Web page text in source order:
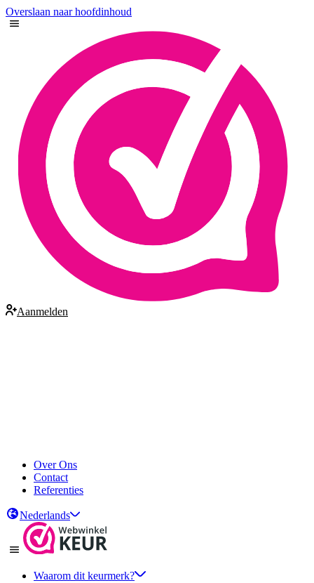
Overslaan naar hoofdinhoud
Aanmelden
Over Ons
Contact
Referenties
Nederlands
Waarom dit keurmerk?